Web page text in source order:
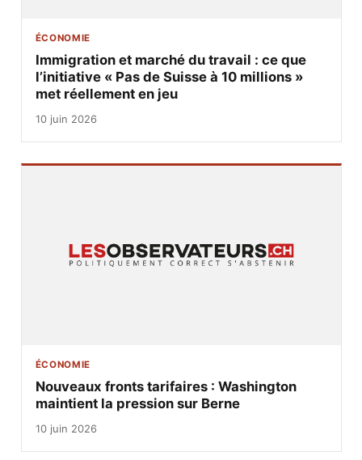
ÉCONOMIE
Immigration et marché du travail : ce que
l’initiative « Pas de Suisse à 10 millions »
met réellement en jeu
10 juin 2026
ÉCONOMIE
Nouveaux fronts tarifaires : Washington
maintient la pression sur Berne
10 juin 2026